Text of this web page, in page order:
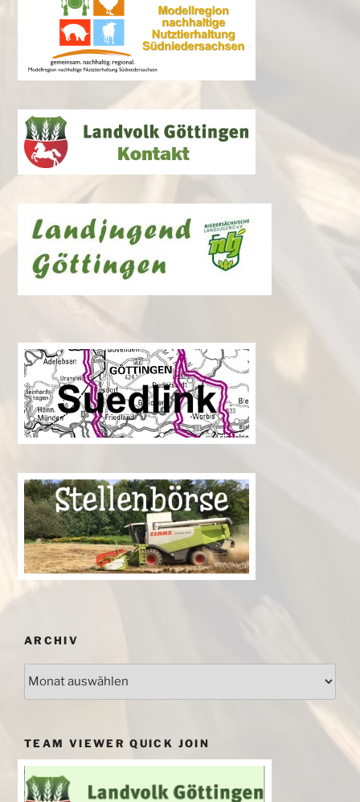
ARCHIV
TEAM VIEWER QUICK JOIN